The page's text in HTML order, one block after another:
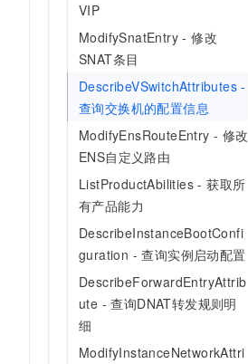
VIP
ModifySnatEntry - 修改
SNAT条目
DescribeVSwitchAttributes -
查询交换机的配置信息
ModifyEnsRouteEntry - 修改
ENS自定义路由
ListProductAbilities - 获取所
有产品能力
DescribeInstanceBootConfi
guration - 查询实例启动配置
DescribeForwardEntryAttrib
ute - 查询DNAT转发规则明
细
ModifyInstanceNetworkAttri
中间件
数据库
大数据计算
媒体服务
企业服务与云通信
域名与网站
终端用户计算
Serverless
开发工具
迁移与运维管理
可观测
企业出海
政企业务